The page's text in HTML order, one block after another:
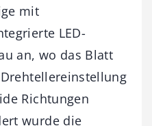
mit
LED-
an, wo das Blatt
Richtungen
­wurde die